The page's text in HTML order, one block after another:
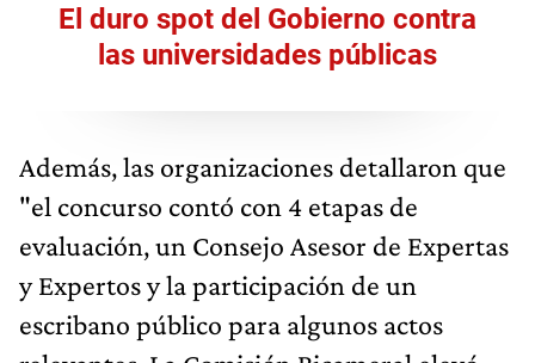
El duro spot del Gobierno contra
las universidades públicas
Además, las organizaciones detallaron que
"el concurso contó con 4 etapas de
evaluación, un Consejo Asesor de Expertas
y Expertos y la participación de un
escribano público para algunos actos